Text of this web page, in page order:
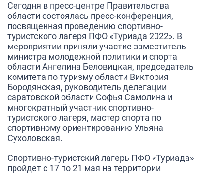
Сегодня в пресс-центре Правительства
области состоялась пресс-конференция,
посвященная проведению спортивно-
туристского лагеря ПФО «Туриада 2022». В
мероприятии приняли участие заместитель
министра молодежной политики и спорта
области Ангелина Беловицкая, председатель
комитета по туризму области Виктория
Бородянская, руководитель делегации
саратовской области Софья Самолина и
многократный участник спортивно-
туристского лагеря, мастер спорта по
спортивному ориентированию Ульяна
Сухоловская.
Спортивно-туристский лагерь ПФО «Туриада»
пройдет с 17 по 21 мая на территории